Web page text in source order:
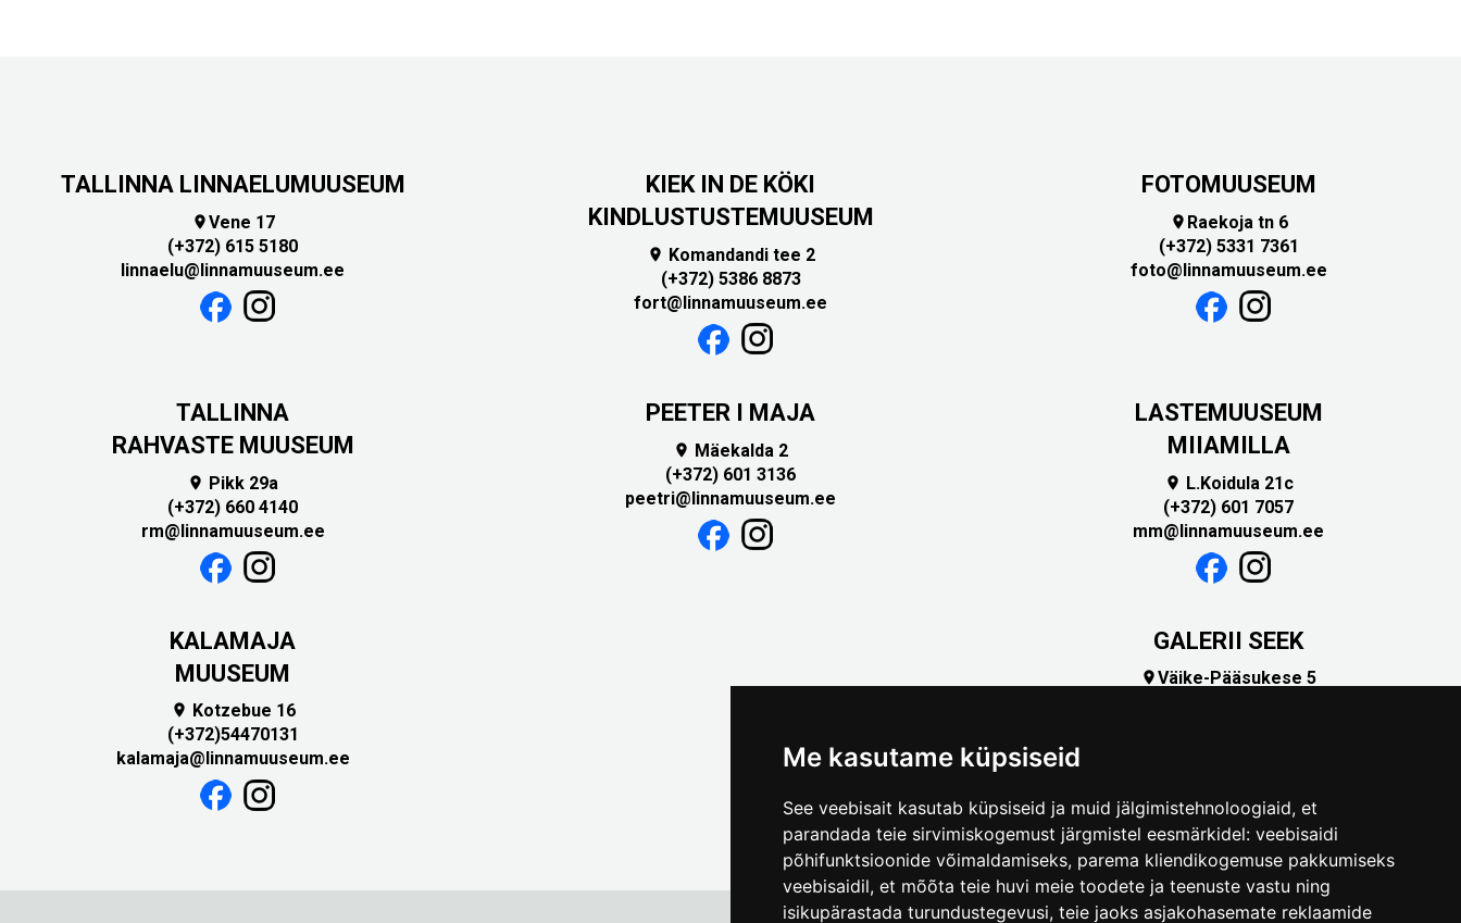
Me kasutame küpsiseid
See veebisait kasutab küpsiseid ja muid jälgimistehnoloogiaid, et
parandada teie sirvimiskogemust järgmistel eesmärkidel: veebisaidi
põhifunktsioonide võimaldamiseks, parema kliendikogemuse pakkumiseks
veebisaidil, et mõõta teie huvi meie toodete ja teenuste vastu ning
isikupärastada turundustegevusi, teie jaoks asjakohasemate reklaamide
TALLINNA LINNAELUMUUSEUM
Vene 17
(+372) 615 5180
linnaelu@linnamuuseum.ee
KIEK IN DE KÖKI
KINDLUSTUSTEMUUSEUM
 Komandandi tee 2
(+372) 5386 8873
fort@linnamuuseum.ee
FOTOMUUSEUM
 Raekoja tn 6
(+372) 5331 7361
foto@linnamuuseum.ee
TALLINNA
RAHVASTE MUUSEUM
 Pikk 29a
(+372) 660 4140
rm@linnamuuseum.ee
PEETER I MAJA
 Mäekalda 2
(+372) 601 3136
peetri@linnamuuseum.ee
LASTEMUUSEUM
MIIAMILLA
 L.Koidula 21c
(+372) 601 7057
mm@linnamuuseum.ee
KALAMAJA
MUUSEUM

Kotzebue 16
(+372)54470131
kalamaja@linnamuuseum.ee
GALERII SEEK
Väike-Pääsukese 5